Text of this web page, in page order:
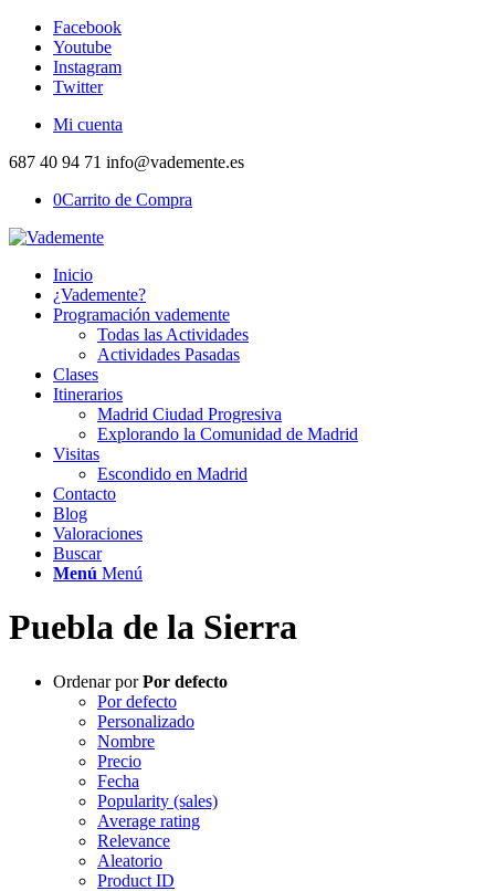
Facebook
Youtube
Instagram
Twitter
Mi cuenta
687 40 94 71 info@vademente.es
0Carrito de Compra
Inicio
¿Vademente?
Programación vademente
Todas las Actividades
Actividades Pasadas
Clases
Itinerarios
Madrid Ciudad Progresiva
Explorando la Comunidad de Madrid
Visitas
Escondido en Madrid
Contacto
Blog
Valoraciones
Buscar
Menú Menú
Puebla de la Sierra
Ordenar porPor defecto
Por defecto
Personalizado
Nombre
Precio
Fecha
Popularity (sales)
Average rating
Relevance
Aleatorio
Product ID